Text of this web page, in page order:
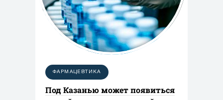
ФАРМАЦЕВТИКА
Под Казанью может появиться